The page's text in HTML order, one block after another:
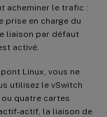
acheminer le trafic :
prise en charge du
liaison par défaut
activé.
Linux, vous ne
utilisez le vSwitch
quatre cartes
actif, la liaison de